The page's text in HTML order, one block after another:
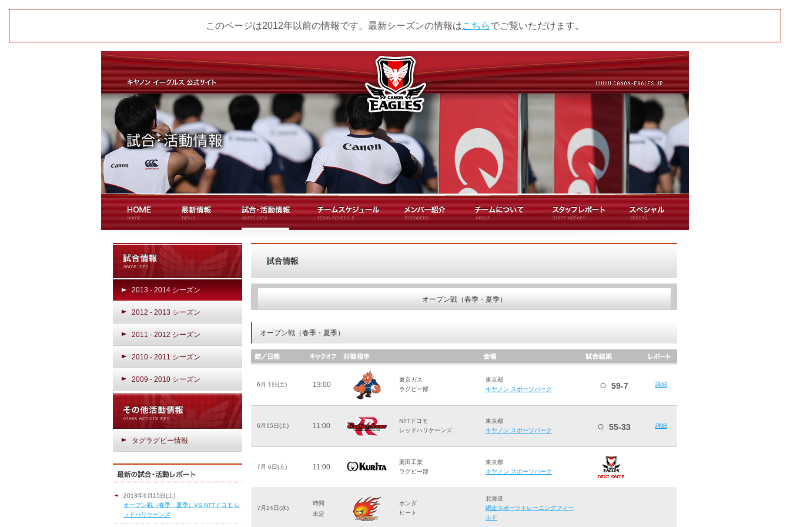
このページは2012年以前の情報です。最新シーズンの情報はこちらでご覧いただけます。
2013 - 2014 シーズン
2012 - 2013 シーズン
2011 - 2012 シーズン
2010 - 2011 シーズン
2009 - 2010 シーズン
タグラグビー情報
2013年6月15日(土)
オープン戦（春季・夏季）VS NTTドコモ レ
ッドハリケーンズ
オープン戦（春季・夏季）
オープン戦（春季・夏季）
6月 1日(土) 13:00
東京ガス
ラグビー部
東京都
キヤノン スポーツパーク
○ 59-7 詳細
6月15日(土) 11:00
NTTドコモ
レッドハリケーンズ
東京都
キヤノン スポーツパーク
○ 55-33 詳細
7月 6日(土) 11:00
栗田工業
ラグビー部
東京都
キヤノン スポーツパーク
7月24日(水)
時間
未定
ホンダ
ヒート
北海道
網走スポーツトレーニングフィー
ルド